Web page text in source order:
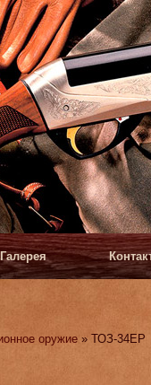
Галерея
оружие » ТОЗ-34ЕР